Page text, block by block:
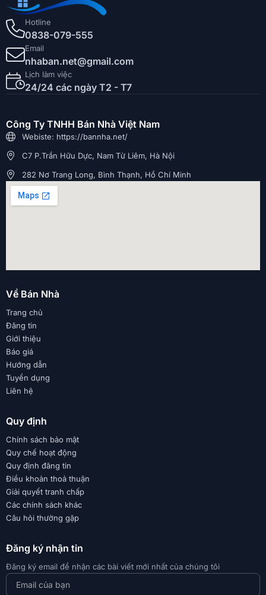
Hotline
0838-079-555
Email
nhaban.net@gmail.com
Lịch làm việc
24/24 các ngày T2 - T7
Công Ty TNHH Bán Nhà Việt Nam
Webiste: https://bannha.net/
C7 P.Trần Hữu Dực, Nam Từ Liêm, Hà Nội
282 Nơ Trang Long, Bình Thạnh, Hồ Chí Minh
Về Bán Nhà
Trang chủ
Đăng tin
Giới thiệu
Báo giá
Hướng dẫn
Tuyển dụng
Liên hệ
Quy định
Chính sách bảo mật
Quy chế hoạt động
Quy định đăng tin
Điều khoản thoả thuận
Giải quyết tranh chấp
Các chính sách khác
Câu hỏi thường gặp
Đăng ký nhận tin
Đăng ký email để nhận các bài viết mới nhất của chúng tôi